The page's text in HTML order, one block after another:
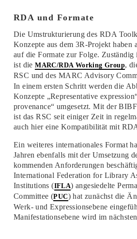
RDA und Formate
Die Umstrukturierung des RDA
Konzepte aus dem 3R-Projekt haben
auf die Formate zur Folge.
ist dieMARC/RDA Working Group,
RSC und des MARC Advisory
In einem ersten Schritt werden die
Konzepte „Representative
provenance“ umgesetzt. Mit der
ist das RSC seit einiger Zeit in
auch hier eine Kompatibilität mit
Ein weiteres internationales Format
Jahren ebenfalls mit der Umsetzung
kommenden Anforderungen
International Federation for Library
Institutions (IFLA) angesiedelte
Committee (PUC) hat zunächst die
Werk- und Expressionsebene
Manifestationsebene wird im